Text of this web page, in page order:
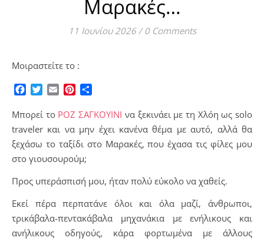
Μαρακές…
11 Ιουνίου 2026 / 0 Comments
Μοιραστείτε το :
Facebook
TwitterEmailPinterest
Μπορεί το ΡΟΖ ΣΑΓΚΟΥΙΝΙ να ξεκινάει με τη Χλόη ως solo
traveler και να μην έχει κανένα θέμα με αυτό, αλλά θα
ξεχάσω το ταξίδι στο Μαρακές, που έχασα τις φίλες μου
στο γιουσουρούμ;
​Προς υπεράσπισή μου, ήταν πολύ εύκολο να χαθείς.
Εκεί πέρα περπατάνε όλοι και όλα μαζί, άνθρωποι,
τρικάβαλα-πεντακάβαλα μηχανάκια με ενήλικους και
ανήλικους οδηγούς, κάρα φορτωμένα με άλλους